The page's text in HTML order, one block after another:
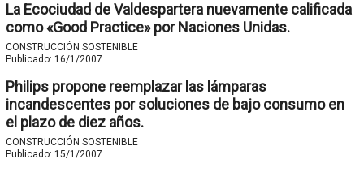
La Ecociudad de Valdespartera nuevamente calificada
como «Good Practice» por Naciones Unidas.
CONSTRUCCIÓN SOSTENIBLE
Publicado: 16/1/2007
Philips propone reemplazar las lámparas
incandescentes por soluciones de bajo consumo en
el plazo de diez años.
CONSTRUCCIÓN SOSTENIBLE
Publicado: 15/1/2007